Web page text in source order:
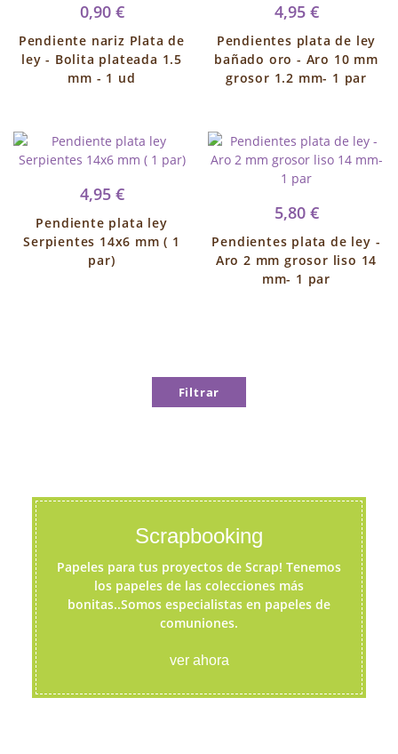
0,90 €
Pendiente nariz Plata de
ley - Bolita plateada 1.5
mm - 1 ud
4,95 €
Pendientes plata de ley
bañado oro - Aro 10 mm
grosor 1.2 mm- 1 par
4,95 €
Pendiente plata ley
Serpientes 14x6 mm ( 1
par)
5,80 €
Pendientes plata de ley -
Aro 2 mm grosor liso 14
mm- 1 par
Filtrar
Scrapbooking
Papeles para tus proyectos de Scrap! Tenemos
los papeles de las colecciones más
bonitas..Somos especialistas en papeles de
comuniones.
ver ahora